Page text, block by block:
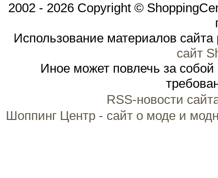
2002 - 2026 Copyright ©
Использование материалов
сайт
Иное может повлечь за
RSS-новости
Шоппинг Центр - сайт о моде и